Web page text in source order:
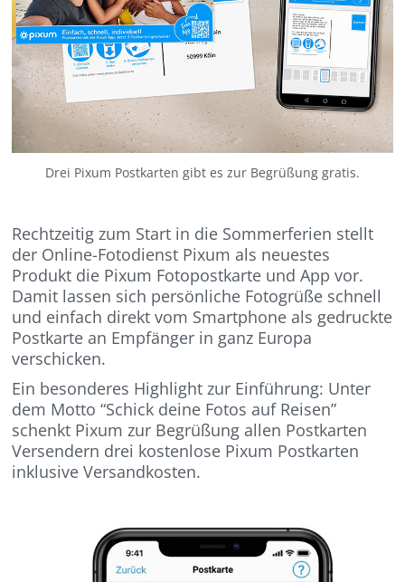
Drei Pixum Postkarten gibt es zur Begrüßung gratis.
Rechtzeitig zum Start in die Sommerferien stellt
der Online-Fotodienst Pixum als neuestes
Produkt die Pixum Fotopostkarte und App vor.
Damit lassen sich persönliche Fotogrüße schnell
und einfach direkt vom Smartphone als gedruckte
Postkarte an Empfänger in ganz Europa
verschicken.
Ein besonderes Highlight zur Einführung: Unter
dem Motto “Schick deine Fotos auf Reisen”
schenkt Pixum zur Begrüßung allen Postkarten
Versendern drei kostenlose Pixum Postkarten
inklusive Versandkosten.